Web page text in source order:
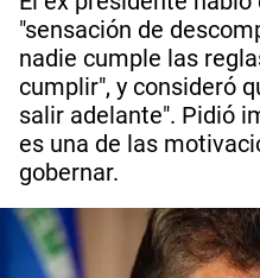
"sensación de
nadie cumple las
cumplir", y consideró
salir adelante". Pidió
es una de las
gobernar.